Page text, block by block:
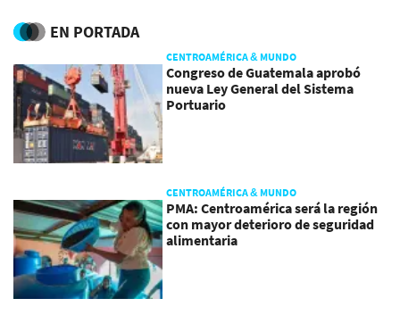
EN PORTADA
CENTROAMÉRICA & MUNDO
Congreso de Guatemala aprobó
nueva Ley General del Sistema
Portuario
CENTROAMÉRICA & MUNDO
PMA: Centroamérica será la región
con mayor deterioro de seguridad
alimentaria